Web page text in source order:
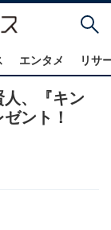
エンタメ リサ
人、『キン
ント！